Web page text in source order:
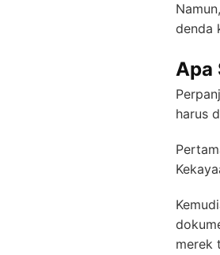
denda
Apa
harus
merek